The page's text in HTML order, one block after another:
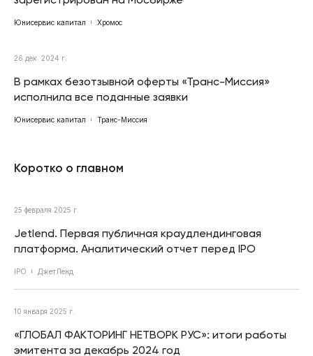
Юнисервис капитал Хромос
26 дек. 2024 г.
В рамках безотзывной оферты «Транс-Миссия»
исполнила все поданные заявки
Юнисервис капитал Транс-Миссия
Коротко о главном
25 февраля 2025 г.
Jetlend. Первая публичная краудлендинговая
платформа. Аналитический отчет перед IPO
IPO ДжетЛенд
10 января 2025 г.
«ГЛОБАЛ ФАКТОРИНГ НЕТВОРК РУС»: итоги работы
эмитента за декабрь 2024 год